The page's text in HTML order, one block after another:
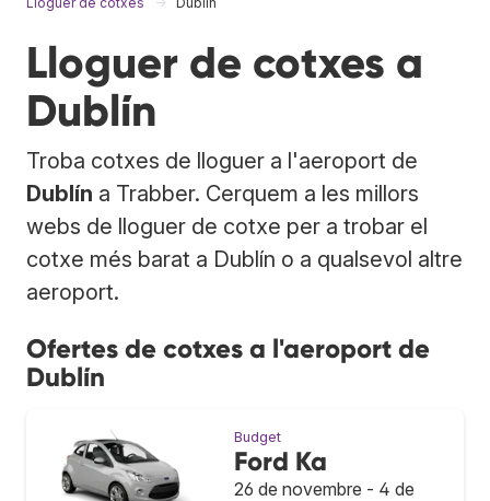
Lloguer de cotxes a
Dublín
Troba cotxes de lloguer a l'aeroport de
Dublín a Trabber. Cerquem a les millors
webs de lloguer de cotxe per a trobar el
cotxe més barat a Dublín o a qualsevol altre
aeroport.
Ofertes de cotxes a l'aeroport de
Dublín
Budget
Ford Ka
26 de novembre - 4 de